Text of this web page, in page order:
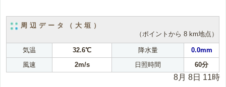
周辺データ（大垣）
（ポイントから 8 km地点）
気温 32.6℃ 降水量
0.0mm
風速
2m/s 日照時間 60分
8月 8日 11時